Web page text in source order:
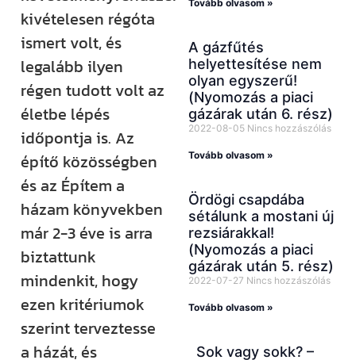
kivételesen régóta
ismert volt, és
legalább ilyen
régen tudott volt az
életbe lépés
időpontja is. Az
építő közösségben
és az Építem a
házam könyvekben
már 2-3 éve is arra
biztattunk
mindenkit, hogy
ezen kritériumok
szerint terveztesse
a házát, és
Tovább olvasom »
A gázfűtés
helyettesítése nem
olyan egyszerű!
(Nyomozás a piaci
gázárak után 6. rész)
2022-08-05 Nincs hozzászólás
Tovább olvasom »
Ördögi csapdába
sétálunk a mostani új
rezsiárakkal!
(Nyomozás a piaci
gázárak után 5. rész)
2022-07-27 Nincs hozzászólás
Tovább olvasom »
Sok vagy sokk? –